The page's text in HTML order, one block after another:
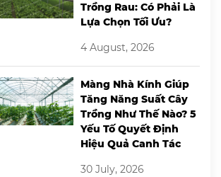
Trồng Rau: Có Phải Là
Lựa Chọn Tối Ưu?
4 August, 2026
Màng Nhà Kính Giúp
Tăng Năng Suất Cây
Trồng Như Thế Nào? 5
Yếu Tố Quyết Định
Hiệu Quả Canh Tác
30 July, 2026